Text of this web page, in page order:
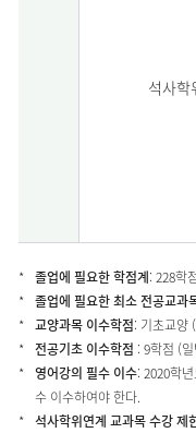
석사학
졸업에 필요한 학점계: 228학
졸업에 필요한 최소 전공교과
교양과목 이수학점: 기초교양
전공기초 이수학점 : 9학점 (
영어강의 필수 이수: 2020학
수 이수하여야 한다.
석사학위연계 교과목 수강 제